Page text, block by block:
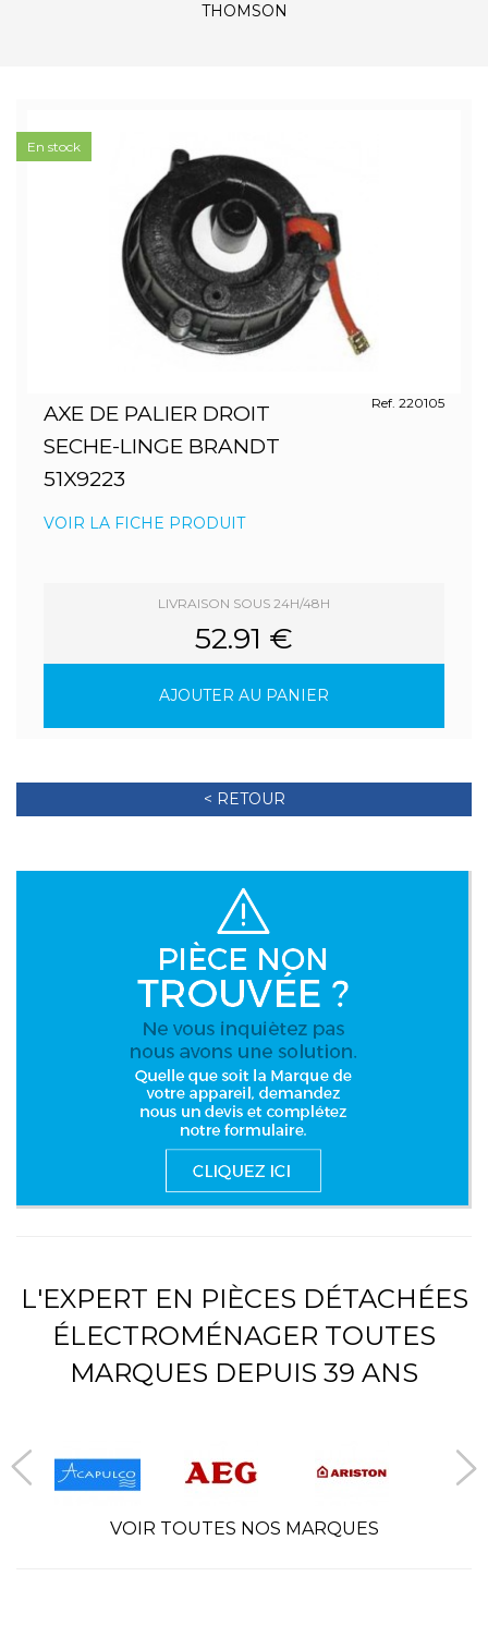
THOMSON
AXE DE PALIER DROIT
SECHE-LINGE BRANDT
51X9223
Ref. 220105
VOIR LA FICHE PRODUIT
LIVRAISON SOUS 24H/48H
52.91 €
AJOUTER AU PANIER
En stock
< RETOUR
L'EXPERT EN PIÈCES DÉTACHÉES
ÉLECTROMÉNAGER TOUTES
MARQUES DEPUIS 39 ANS
VOIR TOUTES NOS MARQUES